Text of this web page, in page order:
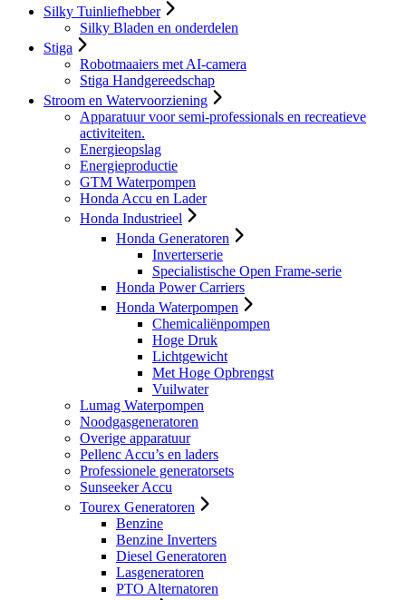
Silky Tuinliefhebber
Silky Bladen en onderdelen
Stiga
Robotmaaiers met AI-camera
Stiga Handgereedschap
Stroom en Watervoorziening
Apparatuur voor semi-professionals en recreatieve
activiteiten.
Energieopslag
Energieproductie
GTM Waterpompen
Honda Accu en Lader
Honda Industrieel
Honda Generatoren
Inverterserie
Specialistische Open Frame-serie
Honda Power Carriers
Honda Waterpompen
Chemicaliënpompen
Hoge Druk
Lichtgewicht
Met Hoge Opbrengst
Vuilwater
Lumag Waterpompen
Noodgasgeneratoren
Overige apparatuur
Pellenc Accu’s en laders
Professionele generatorsets
Sunseeker Accu
Tourex Generatoren
Benzine
Benzine Inverters
Diesel Generatoren
Lasgeneratoren
PTO Alternatoren